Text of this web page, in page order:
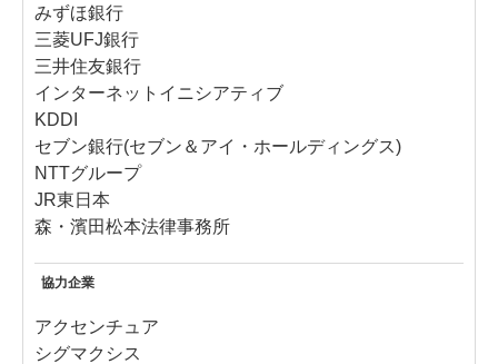
みずほ銀行
三菱UFJ銀行
三井住友銀行
インターネットイニシアティブ
KDDI
セブン銀行(セブン＆アイ・ホールディングス)
NTTグループ
JR東日本
森・濱田松本法律事務所
協力企業
アクセンチュア
シグマクシス